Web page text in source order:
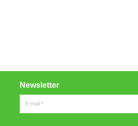
Newsletter
E-mail *